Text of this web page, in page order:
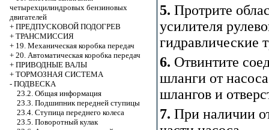
четырехцилиндровых бензиновых
двигателей
+ ПРЕДПУСКОВОЙ ПОДОГРЕВ
+ ТРАНСМИССИЯ
+ 19. Механическая коробка передач
+ 20. Автоматическая коробка передач
+ ПРИВОДНЫЕ ВАЛЫ
+ ТОРМОЗНАЯ СИСТЕМА
- ПОДВЕСКА
23.2. Общая информация
23.3. Подшипник передней ступицы
23.4. Ступица переднего колеса
23.5. Поворотный кулак
5. Протрите
усилителя
гидравлические
6. Отвинтите
шланги от
шлангов и
7. При наличии